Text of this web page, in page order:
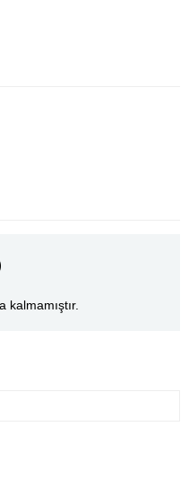
kalmamıştır.